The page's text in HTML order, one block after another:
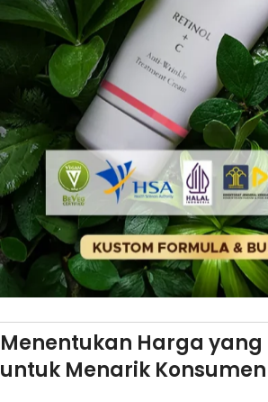
Menentukan Harga yang
untuk Menarik Konsumen